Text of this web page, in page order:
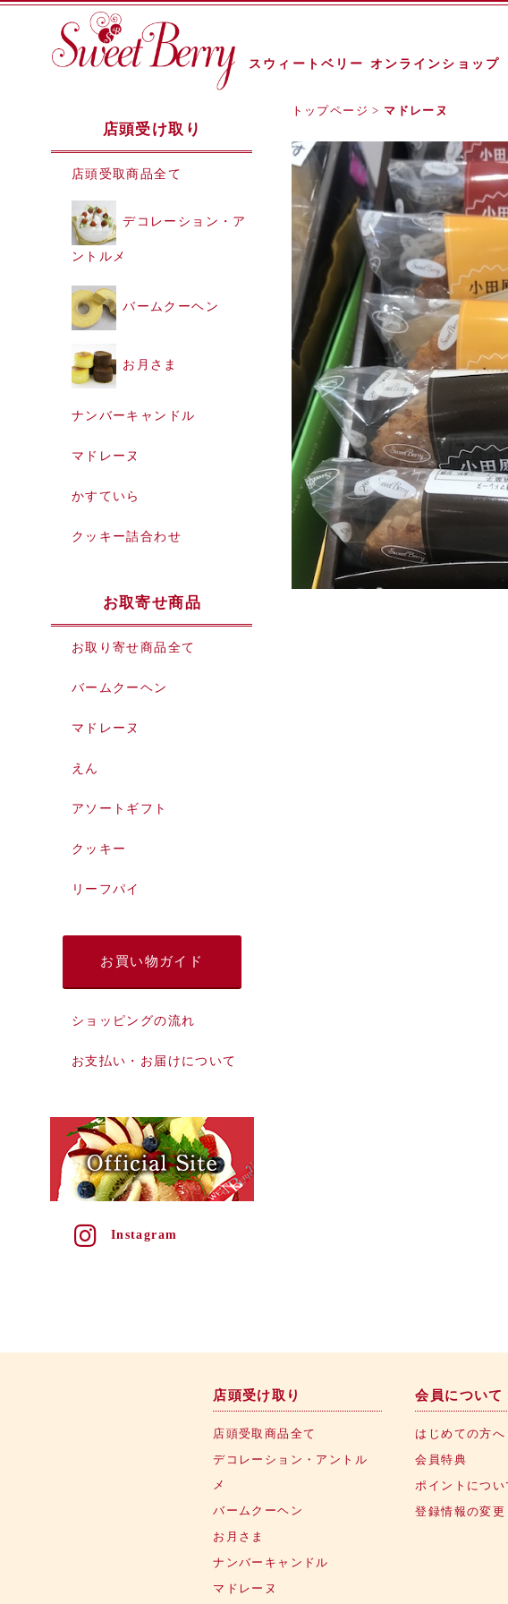
スウィートベリー オンラインショップ
店頭受け取り
店頭受取商品全て
デコレーション・ア
ントルメ
バームクーヘン
お月さま
ナンバーキャンドル
マドレーヌ
かすていら
クッキー詰合わせ
お取寄せ商品
お取り寄せ商品全て
バームクーヘン
マドレーヌ
えん
アソートギフト
クッキー
リーフパイ
お買い物ガイド
ショッピングの流れ
お支払い・お届けについて
Instagram
トップページ > マドレーヌ
店頭受け取り
店頭受取商品全て
デコレーション・アントル
メ
バームクーヘン
お月さま
ナンバーキャンドル
マドレーヌ
会員について
はじめての方へ
会員特典
ポイントについ
登録情報の変更